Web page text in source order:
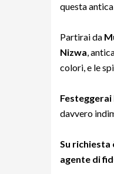
questa
Partirai da
Nizwa,
colori, e le
davvero
Su richiesta
agente di